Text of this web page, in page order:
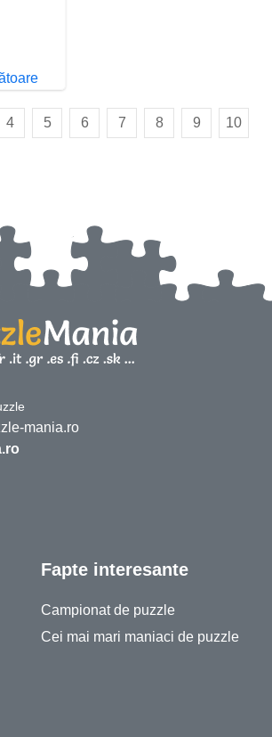
4 5 6 7 8 9 10
mania.ro
Fapte interesante
Campionat de puzzle
Cei mai mari maniaci de puzzle